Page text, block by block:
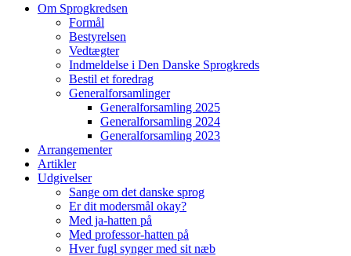
Om Sprogkredsen
Formål
Bestyrelsen
Vedtægter
Indmeldelse i Den Danske Sprogkreds
Bestil et foredrag
Generalforsamlinger
Generalforsamling 2025
Generalforsamling 2024
Generalforsamling 2023
Arrangementer
Artikler
Udgivelser
Sange om det danske sprog
Er dit modersmål okay?
Med ja-hatten på
Med professor-hatten på
Hver fugl synger med sit næb